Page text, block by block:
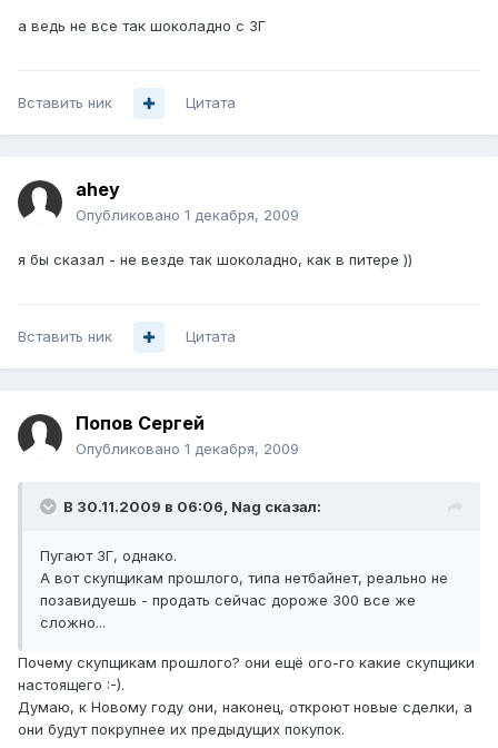
а ведь не все так шоколадно с 3Г
Вставить ник Цитата
ahey
Опубликовано 1 декабря, 2009
я бы сказал - не везде так шоколадно, как в питере ))
Вставить ник Цитата
Попов Сергей
Опубликовано 1 декабря, 2009
В 30.11.2009 в 06:06, Nag сказал:
Пугают 3Г, однако.
А вот скупщикам прошлого, типа нетбайнет, реально не
позавидуешь - продать сейчас дороже 300 все же
сложно...
Почему скупщикам прошлого? они ещё ого-го какие скупщики
настоящего :-).
Думаю, к Новому году они, наконец, откроют новые сделки, а
они будут покрупнее их предыдущих покупок.